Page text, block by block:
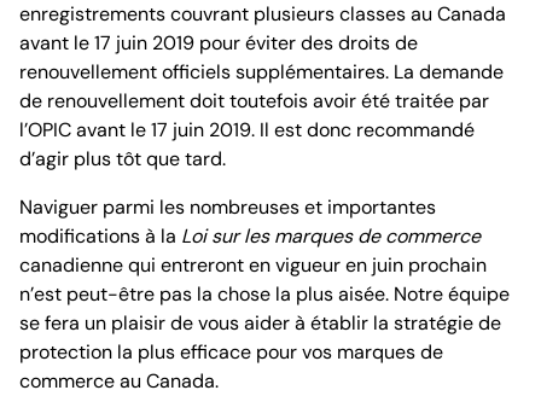
enregistrements couvrant plusieurs classes au Canada
avant le 17 juin 2019 pour éviter des droits de
renouvellement officiels supplémentaires. La demande
de renouvellement doit toutefois avoir été traitée par
l’OPIC avant le 17 juin 2019. Il est donc recommandé
d’agir plus tôt que tard.
Naviguer parmi les nombreuses et importantes
modifications à la Loi sur les marques de commerce
canadienne qui entreront en vigueur en juin prochain
n’est peut-être pas la chose la plus aisée. Notre équipe
se fera un plaisir de vous aider à établir la stratégie de
protection la plus efficace pour vos marques de
commerce au Canada.